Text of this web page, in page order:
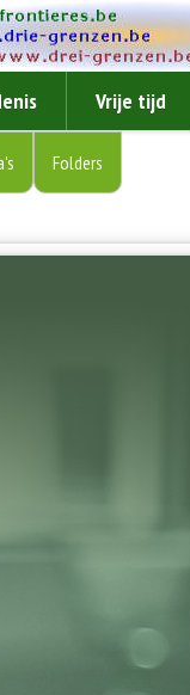
Vrije tijd
Folders